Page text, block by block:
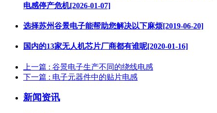
电感停产危机[2026-01-07]
选择苏州谷景电子能帮助您解决以下麻烦[2019-06-20]
国内的13家无人机芯片厂商都有谁呢[2020-01-16]
上一篇 : 谷景电子生产不同的绕线电感
下一篇 : 电子元器件中的贴片电感
新闻资讯